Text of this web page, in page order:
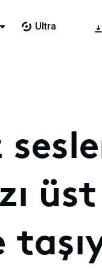
Ultra
üst